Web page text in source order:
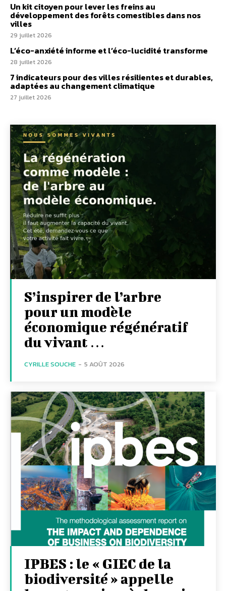
Un kit citoyen pour lever les freins au
développement des forêts comestibles dans nos
villes
29 juillet 2026
L’éco-anxiété informe et l’éco-lucidité transforme
28 juillet 2026
7 indicateurs pour des villes résilientes et durables,
adaptées au changement climatique
27 juillet 2026
S’inspirer de l’arbre
pour un modèle
économique régénératif
du vivant …
CYRILLE SOUCHE - 5 AOÛT 2026
IPBES : le « GIEC de la
biodiversité » appelle